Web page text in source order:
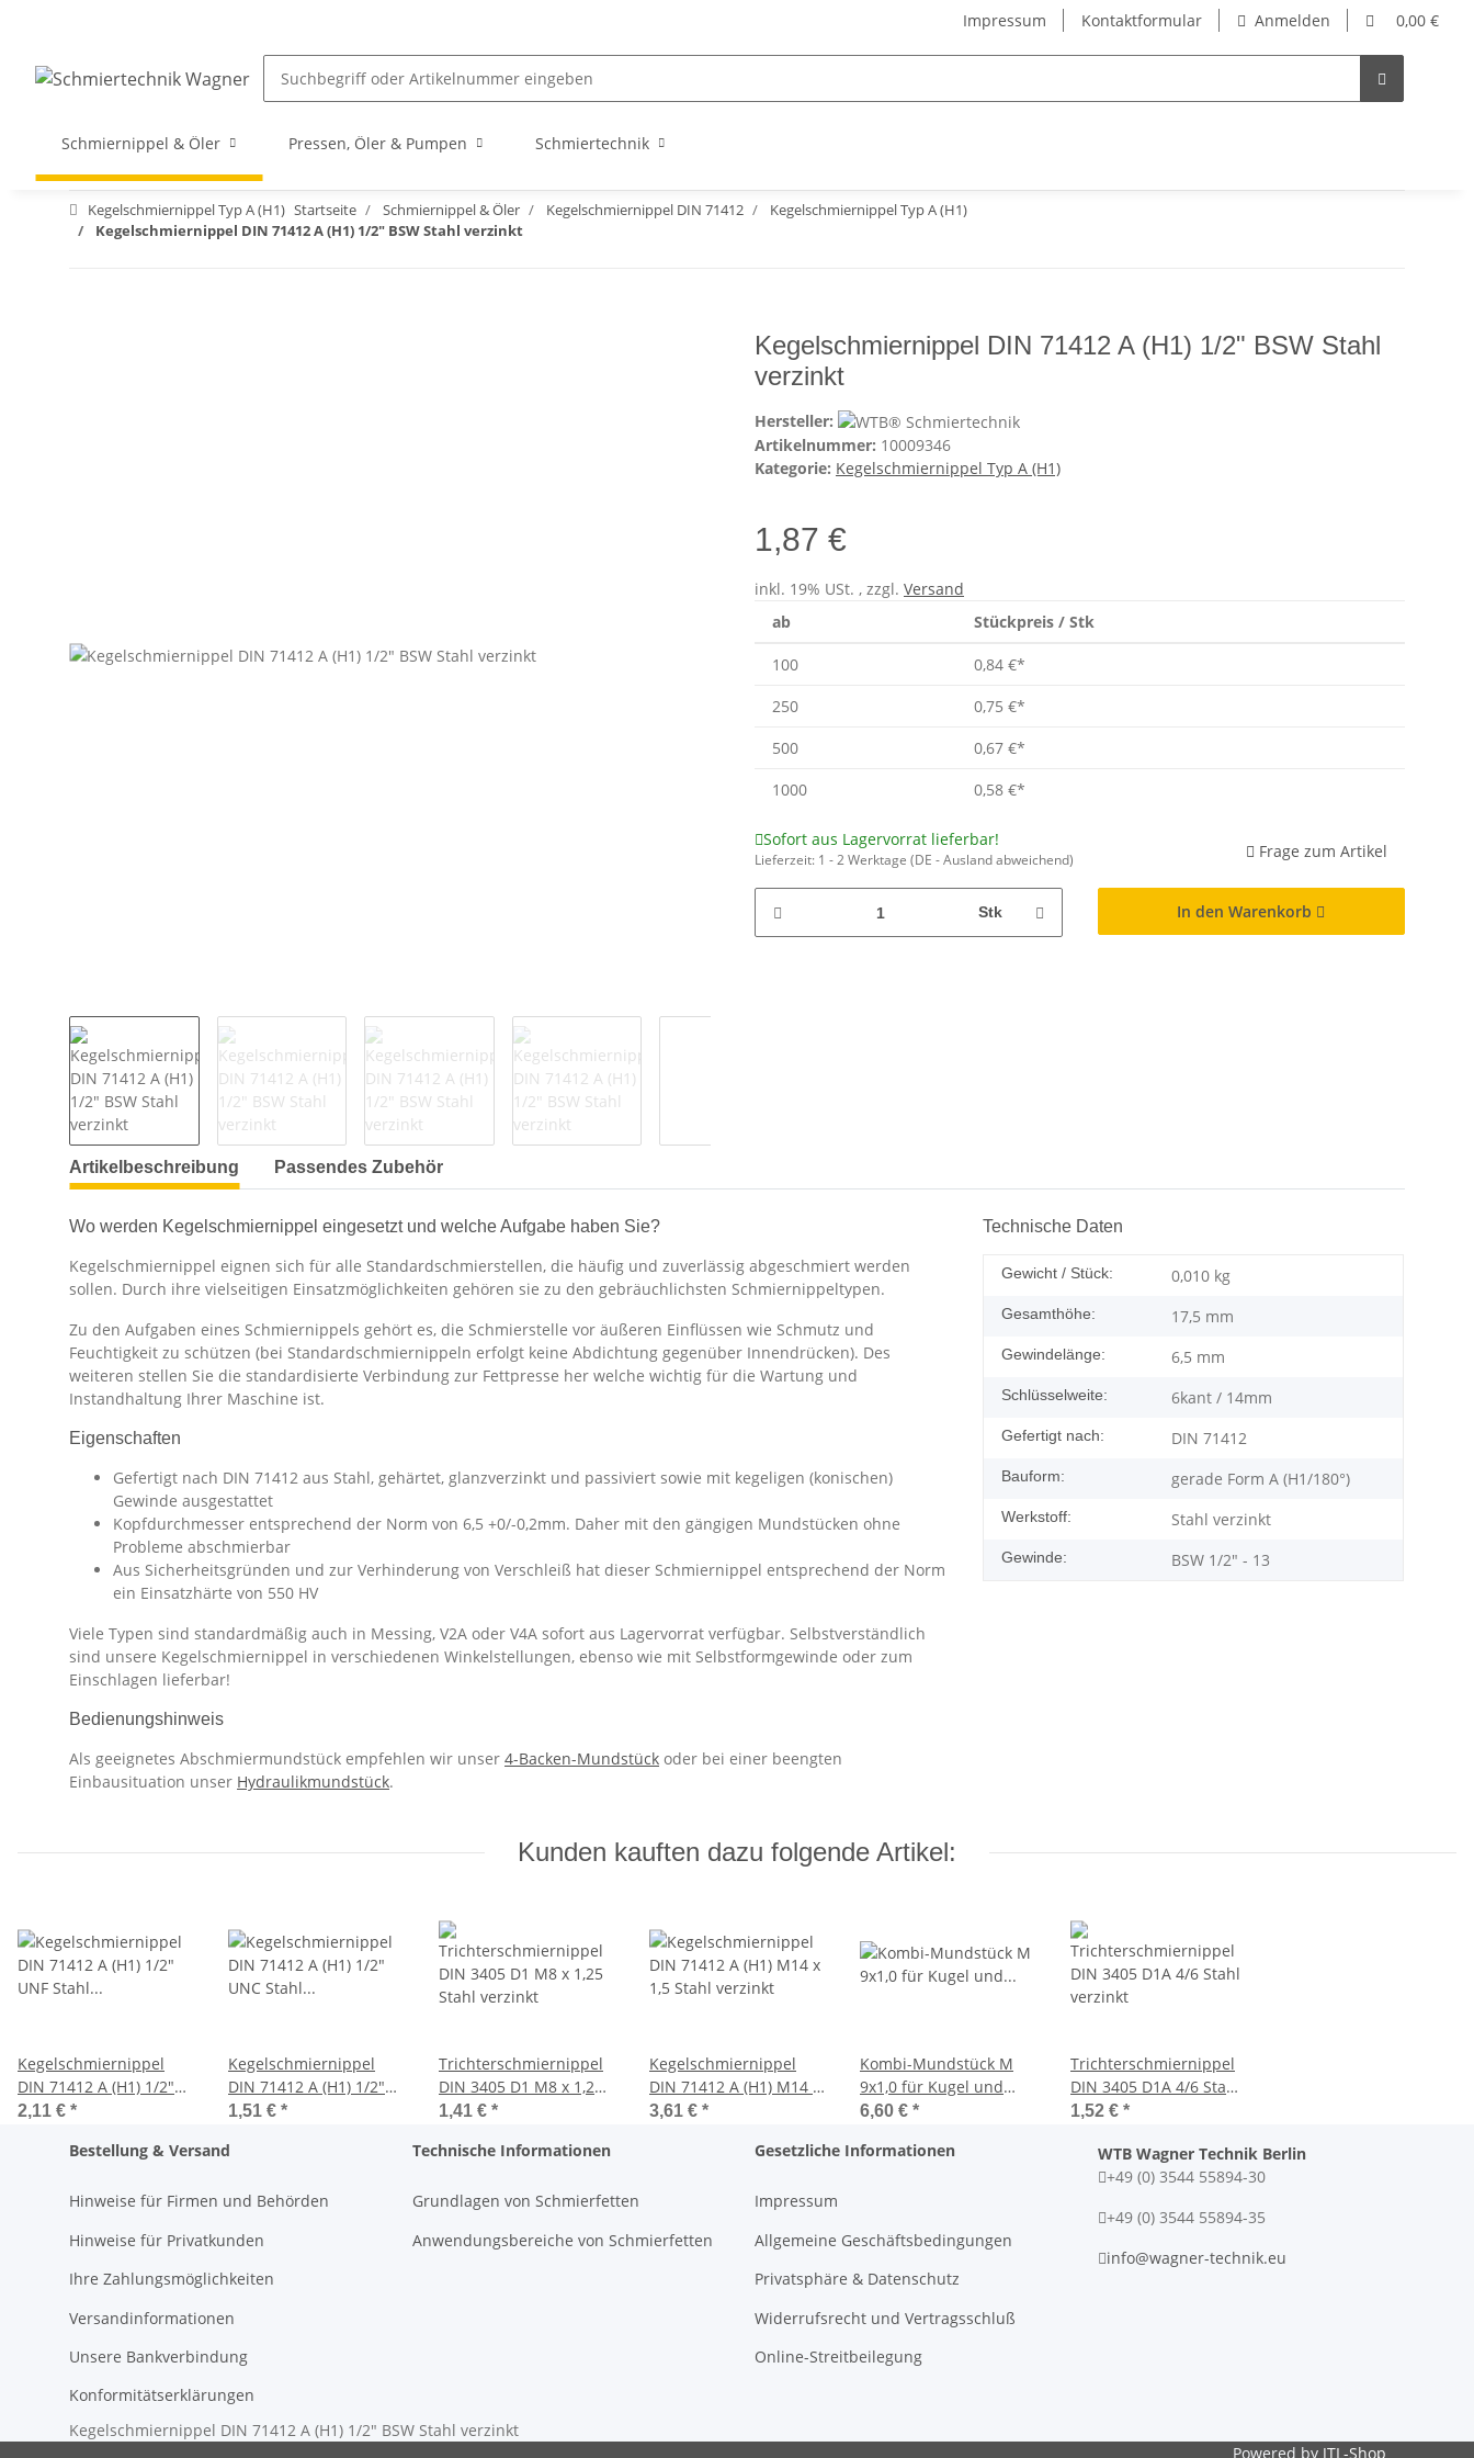
Impressum Kontaktformular Anmelden 0,00 €
Schmiernippel & Öler Pressen, Öler & Pumpen Schmiertechnik
Kegelschmiernippel Typ A (H1) Startseite Schmiernippel & Öler Kegelschmiernippel DIN 71412
Kegelschmiernippel Typ A (H1)
Kegelschmiernippel DIN 71412 A (H1) 1/2" BSW Stahl verzinkt
Kegelschmiernippel DIN 71412 A (H1) 1/2" BSW Stahl
verzinkt
Hersteller:
Artikelnummer: 10009346
Kategorie: Kegelschmiernippel Typ A (H1)
1,87 €
inkl. 19% USt. , zzgl. Versand
ab
Stückpreis / Stk
100 0,84 €*
250
0,75 €*
500
0,67 €*
1000
0,58 €*
Sofort aus Lagervorrat lieferbar!
Lieferzeit: 1 - 2 Werktage (DE - Ausland abweichend) Frage zum Artikel
Stk In den Warenkorb
Artikelbeschreibung Passendes Zubehör
Wo werden Kegelschmiernippel eingesetzt und welche Aufgabe haben Sie?
Kegelschmiernippel eignen sich für alle Standardschmierstellen, die häufig und zuverlässig abgeschmiert werden
sollen. Durch ihre vielseitigen Einsatzmöglichkeiten gehören sie zu den gebräuchlichsten Schmiernippeltypen.
Zu den Aufgaben eines Schmiernippels gehört es, die Schmierstelle vor äußeren Einflüssen wie Schmutz und
Feuchtigkeit zu schützen (bei Standardschmiernippeln erfolgt keine Abdichtung gegenüber Innendrücken). Des
weiteren stellen Sie die standardisierte Verbindung zur Fettpresse her welche wichtig für die Wartung und
Instandhaltung Ihrer Maschine ist.
Eigenschaften
Gefertigt nach DIN 71412 aus Stahl, gehärtet, glanzverzinkt und passiviert sowie mit kegeligen (konischen)
Gewinde ausgestattet
Kopfdurchmesser entsprechend der Norm von 6,5 +0/-0,2mm. Daher mit den gängigen Mundstücken ohne
Probleme abschmierbar
Aus Sicherheitsgründen und zur Verhinderung von Verschleiß hat dieser Schmiernippel entsprechend der Norm
ein Einsatzhärte von 550 HV
Viele Typen sind standardmäßig auch in Messing, V2A oder V4A sofort aus Lagervorrat verfügbar. Selbstverständlich
sind unsere Kegelschmiernippel in verschiedenen Winkelstellungen, ebenso wie mit Selbstformgewinde oder zum
Einschlagen lieferbar!
Bedienungshinweis
Als geeignetes Abschmiermundstück empfehlen wir unser 4-Backen-Mundstück oder bei einer beengten
Einbausituation unser Hydraulikmundstück.
Technische Daten
Gewicht / Stück: 0,010 kg
Gesamthöhe: 17,5 mm
Gewindelänge: 6,5 mm
Schlüsselweite: 6kant / 14mm
Gefertigt nach: DIN 71412
Bauform: gerade Form A (H1/180°)
Werkstoff: Stahl verzinkt
Gewinde: BSW 1/2" - 13
Kunden kauften dazu folgende Artikel:
Kegelschmiernippel
DIN 71412 A (H1) 1/2"
UNF Stahl verzinkt
2,11 € *
Kegelschmiernippel
DIN 71412 A (H1) 1/2"
UNC Stahl verzinkt
1,51 € *
Trichterschmiernippel
DIN 3405 D1 M8 x 1,25
Stahl verzinkt
1,41 € *
Kegelschmiernippel
DIN 71412 A (H1) M14 x
1,5 Stahl verzinkt
3,61 € *
Kombi-Mundstück M
9x1,0 für Kugel und
Trichterschmiernippel
6,60 € *
Trichterschmiernippel
DIN 3405 D1A 4/6 Stahl
verzinkt
1,52 € *
Bestellung & Versand
Hinweise für Firmen und Behörden
Hinweise für Privatkunden
Ihre Zahlungsmöglichkeiten
Versandinformationen
Unsere Bankverbindung
Konformitätserklärungen
Technische Informationen
Grundlagen von Schmierfetten
Anwendungsbereiche von Schmierfetten
Gesetzliche Informationen
Impressum
Allgemeine Geschäftsbedingungen
Privatsphäre & Datenschutz
Widerrufsrecht und Vertragsschluß
Online-Streitbeilegung
WTB Wagner Technik Berlin
+49 (0) 3544 55894-30
+49 (0) 3544 55894-35
info@wagner-technik.eu
Kegelschmiernippel DIN 71412 A (H1) 1/2" BSW Stahl verzinkt
Powered by JTL-Shop